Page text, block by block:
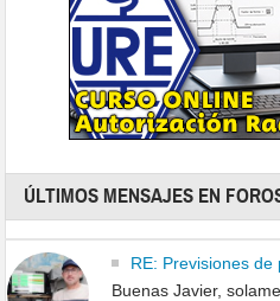
ÚLTIMOS MENSAJES EN
RE: Previsiones de
Buenas Javier,